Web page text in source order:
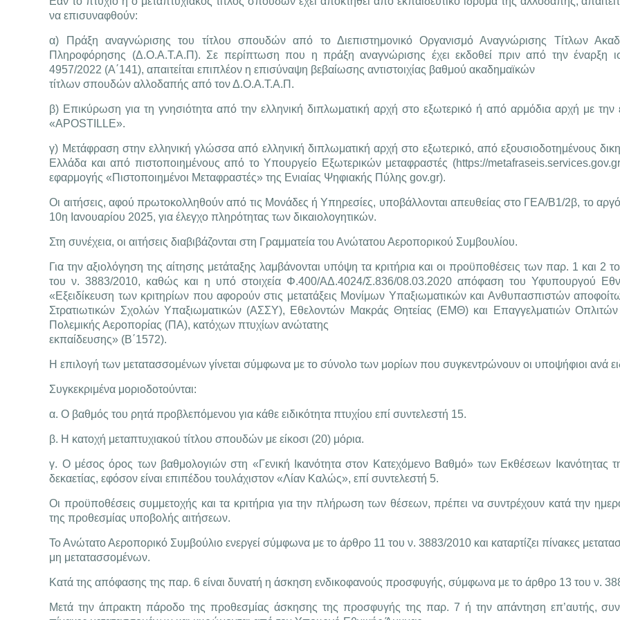
να επισυναφθούν:
α) Πράξη αναγνώρισης του τίτλου σπουδών από το Διεπιστημονικό Οργανισμό Αναγνώρισης Τίτλων
Πληροφόρησης (Δ.Ο.Α.Τ.Α.Π). Σε περίπτωση που η πράξη αναγνώρισης έχει εκδοθεί πριν από την έναρξη
4957/2022 (Α΄141), απαιτείται επιπλέον η επισύναψη βεβαίωσης αντιστοιχίας βαθμού ακαδημαϊκών
τίτλων σπουδών αλλοδαπής από τον Δ.Ο.Α.Τ.Α.Π.
β) Επικύρωση για τη γνησιότητα από την ελληνική διπλωματική αρχή στο εξωτερικό ή από αρμόδια αρχή με την
«APOSTILLE».
γ) Μετάφραση στην ελληνική γλώσσα από ελληνική διπλωματική αρχή στο εξωτερικό, από εξουσιοδοτημένους
Ελλάδα και από πιστοποιημένους από το Υπουργείο Εξωτερικών μεταφραστές (https://
εφαρμογής «Πιστοποιημένοι Μεταφραστές» της Ενιαίας Ψηφιακής Πύλης gov.gr).
Οι αιτήσεις, αφού πρωτοκολληθούν από τις Μονάδες ή Υπηρεσίες, υποβάλλονται απευθείας στο ΓΕΑ/Β1/2β, το
10η Ιανουαρίου 2025, για έλεγχο πληρότητας των δικαιολογητικών.
Στη συνέχεια, οι αιτήσεις διαβιβάζονται στη Γραμματεία του Ανώτατου Αεροπορικού Συμβουλίου.
Για την αξιολόγηση της αίτησης μετάταξης λαμβάνονται υπόψη τα κριτήρια και οι προϋποθέσεις των παρ. 1 και 2
του ν. 3883/2010, καθώς και η υπό στοιχεία Φ.400/ΑΔ.4024/Σ.836/08.03.2020 απόφαση του Υφυπουργού
«Εξειδίκευση των κριτηρίων που αφορούν στις μετατάξεις Μονίμων Υπαξιωματικών και Ανθυπασπιστών
Στρατιωτικών Σχολών Υπαξιωματικών (ΑΣΣΥ), Εθελοντών Μακράς Θητείας (ΕΜΘ) και Επαγγελματιών
Πολεμικής Αεροπορίας (ΠΑ), κατόχων πτυχίων ανώτατης
εκπαίδευσης» (Β΄1572).
Η επιλογή των μετατασσομένων γίνεται σύμφωνα με το σύνολο των μορίων που συγκεντρώνουν οι υποψήφιοι ανά
Συγκεκριμένα μοριοδοτούνται:
α. Ο βαθμός του ρητά προβλεπόμενου για κάθε ειδικότητα πτυχίου επί συντελεστή 15.
β. Η κατοχή μεταπτυχιακού τίτλου σπουδών με είκοσι (20) μόρια.
γ. Ο μέσος όρος των βαθμολογιών στη «Γενική Ικανότητα στον Κατεχόμενο Βαθμό» των Εκθέσεων Ικανότητας
δεκαετίας, εφόσον είναι επιπέδου τουλάχιστον «Λίαν Καλώς», επί συντελεστή 5.
Οι προϋποθέσεις συμμετοχής και τα κριτήρια για την πλήρωση των θέσεων, πρέπει να συντρέχουν κατά την
της προθεσμίας υποβολής αιτήσεων.
Το Ανώτατο Αεροπορικό Συμβούλιο ενεργεί σύμφωνα με το άρθρο 11 του ν. 3883/2010 και καταρτίζει πίνακες
μη μετατασσομένων.
Κατά της απόφασης της παρ. 6 είναι δυνατή η άσκηση ενδικοφανούς προσφυγής, σύμφωνα με το άρθρο 13 του ν.
Μετά την άπρακτη πάροδο της προθεσμίας άσκησης της προσφυγής της παρ. 7 ή την απάντηση επ’αυτής,